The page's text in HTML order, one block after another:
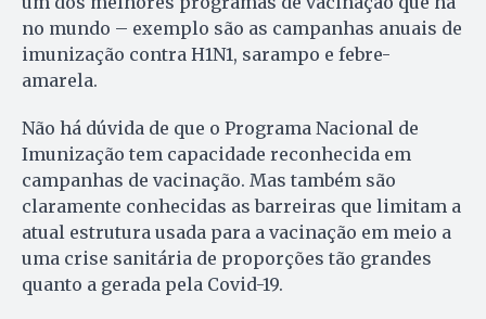
no mundo – exemplo são as campanhas anuais de
imunização contra H1N1, sarampo e febre-
amarela.
Não há dúvida de que o Programa Nacional de
Imunização tem capacidade reconhecida em
campanhas de vacinação. Mas também são
claramente conhecidas as barreiras que limitam a
atual estrutura usada para a vacinação em meio a
uma crise sanitária de proporções tão grandes
quanto a gerada pela Covid-19.